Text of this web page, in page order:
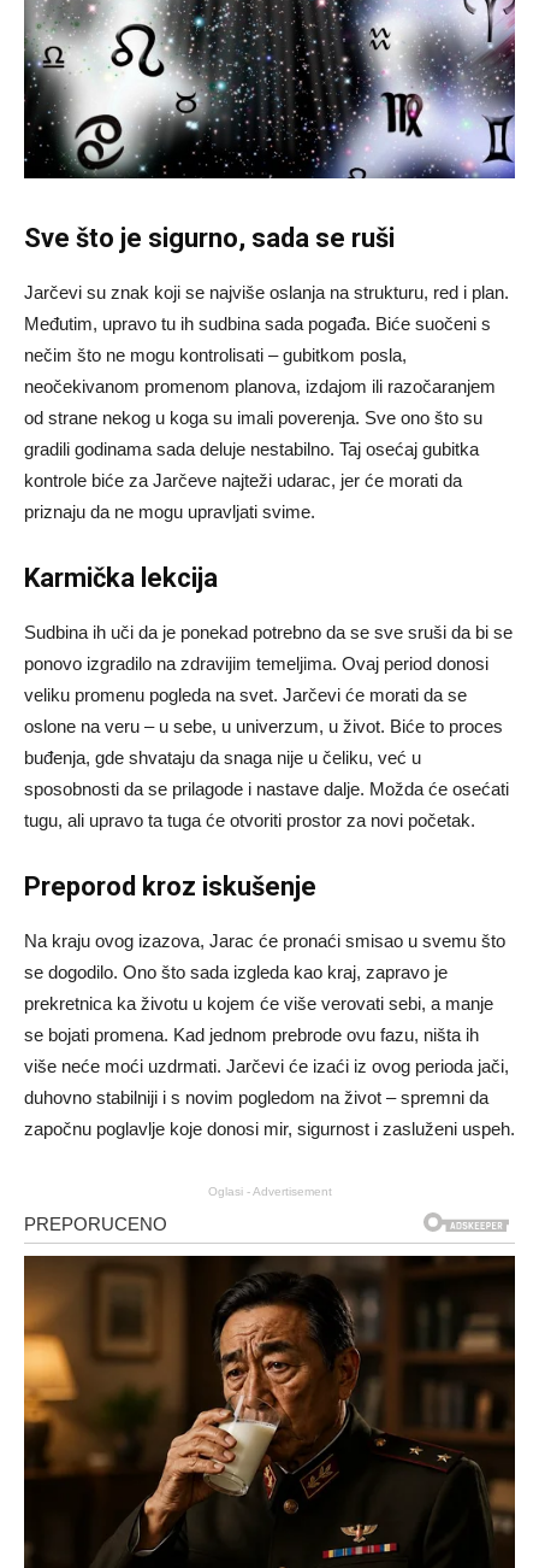
Sve što je sigurno, sada se ruši
Jarčevi su znak koji se najviše oslanja na strukturu, red i plan.
Međutim, upravo tu ih sudbina sada pogađa. Biće suočeni s
nečim što ne mogu kontrolisati – gubitkom posla,
neočekivanom promenom planova, izdajom ili razočaranjem
od strane nekog u koga su imali poverenja. Sve ono što su
gradili godinama sada deluje nestabilno. Taj osećaj gubitka
kontrole biće za Jarčeve najteži udarac, jer će morati da
priznaju da ne mogu upravljati svime.
Karmička lekcija
Sudbina ih uči da je ponekad potrebno da se sve sruši da bi se
ponovo izgradilo na zdravijim temeljima. Ovaj period donosi
veliku promenu pogleda na svet. Jarčevi će morati da se
oslone na veru – u sebe, u univerzum, u život. Biće to proces
buđenja, gde shvataju da snaga nije u čeliku, već u
sposobnosti da se prilagode i nastave dalje. Možda će osećati
tugu, ali upravo ta tuga će otvoriti prostor za novi početak.
Preporod kroz iskušenje
Na kraju ovog izazova, Jarac će pronaći smisao u svemu što
se dogodilo. Ono što sada izgleda kao kraj, zapravo je
prekretnica ka životu u kojem će više verovati sebi, a manje
se bojati promena. Kad jednom prebrode ovu fazu, ništa ih
više neće moći uzdrmati. Jarčevi će izaći iz ovog perioda jači,
duhovno stabilniji i s novim pogledom na život – spremni da
započnu poglavlje koje donosi mir, sigurnost i zasluženi uspeh.
Oglasi - Advertisement